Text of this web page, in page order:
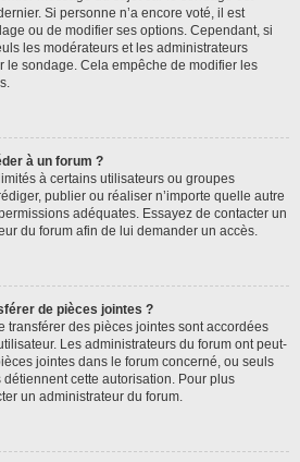
Si personne n’a encore voté, il est
ou de modifier ses options. Cependant, si
les modérateurs et les administrateurs
le sondage. Cela empêche de modifier les
à un forum ?
à certains utilisateurs ou groupes
publier ou réaliser n’importe quelle autre
adéquates. Essayez de contacter un
du forum afin de lui demander un accès.
de pièces jointes ?
transférer des pièces jointes sont accordées
Les administrateurs du forum ont peut-
jointes dans le forum concerné, ou seuls
cette autorisation. Pour plus
un administrateur du forum.